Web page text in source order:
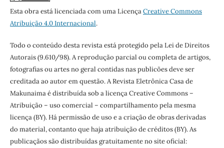
Esta obra está licenciada com uma LicençaCreative Commons
Atribuição 4.0 Internacional.
Todo o conteúdo desta revista está protegido pela Lei de Direitos
Autorais (9.610/98). A reprodução parcial ou completa de artigos,
fotografias ou artes no geral contidas nas publicões deve ser
creditada ao autor em questão. A Revista Eletrônica Casa de
Makunaima é distribuída sob a licença Creative Commons –
Atribuição – uso comercial – compartilhamento pela mesma
licença (BY). Há permissão de uso e a criação de obras derivadas
do material, contanto que haja atribuição de créditos (BY). As
publicaçãos são distribuídas gratuitamente no site oficial: